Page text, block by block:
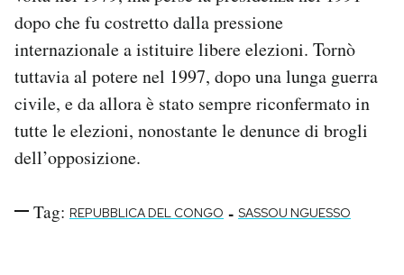
dopo che fu costretto dalla pressione
internazionale a istituire libere elezioni. Tornò
tuttavia al potere nel 1997, dopo una lunga guerra
civile, e da allora è stato sempre riconfermato in
tutte le elezioni, nonostante le denunce di brogli
dell’opposizione.
Tag: REPUBBLICA DEL CONGO - SASSOU NGUESSO